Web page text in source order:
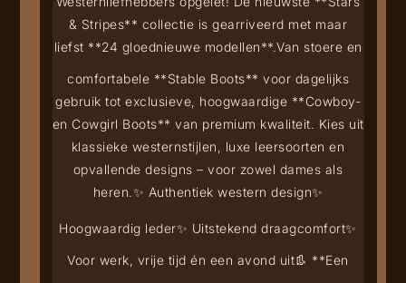
& Stripes** collectie is gearriveerd met maar
liefst **24 gloednieuwe modellen**.Van stoere en
comfortabele **Stable Boots** voor dagelijks
gebruik tot exclusieve, hoogwaardige **Cowboy-
en Cowgirl Boots** van premium kwaliteit. Kies uit
klassieke westernstijlen, luxe leersoorten en
opvallende designs – voor zowel dames als
heren.✨ Authentiek western design✨
Hoogwaardig leder✨ Uitstekend draagcomfort✨
Voor werk, vrije tijd én een avond uit👢 **Een